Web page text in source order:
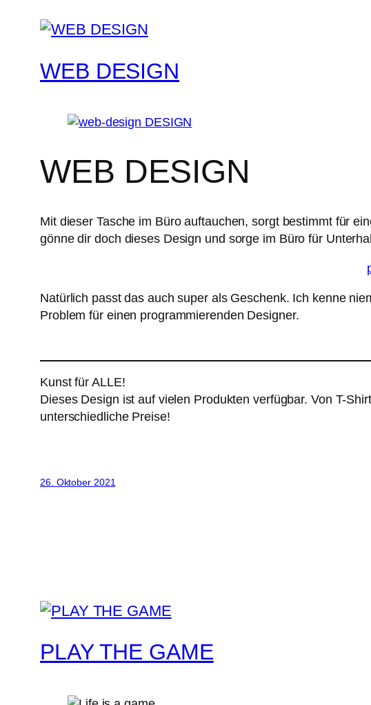
WEB DESIGN
WEB DESIGN
Mit dieser Tasche im Büro auftauchen, sorgt bestimmt für
gönne dir doch dieses Design und sorge im Büro für
Natürlich passt das auch super als Geschenk. Ich kenne
Problem für einen programmierenden Designer.
Kunst für ALLE!
Dieses Design ist auf vielen Produkten verfügbar. Von T-
unterschiedliche Preise!
26. Oktober 2021
PLAY THE GAME